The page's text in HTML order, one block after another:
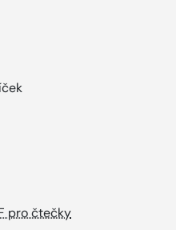
pro čtečky